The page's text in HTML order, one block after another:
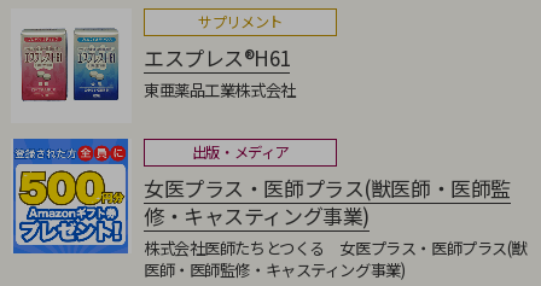
サプリメント
エスプレス®H61
東亜薬品工業株式会社
出版・メディア
女医プラス・医師プラス(獣医師・医師監
修・キャスティング事業)
株式会社医師たちとつくる 女医プラス・医師プラス(獣
医師・医師監修・キャスティング事業)